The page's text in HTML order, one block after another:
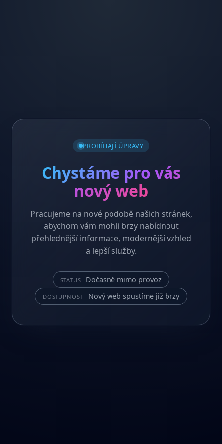
PROBÍHAJÍ ÚPRAVY
Chystáme pro vás
nový web
Pracujeme na nové podobě našich stránek,
abychom vám mohli brzy nabídnout
přehlednější informace, modernější vzhled
a lepší služby.
STATUS Dočasně mimo provoz
DOSTUPNOST Nový web spustíme již brzy